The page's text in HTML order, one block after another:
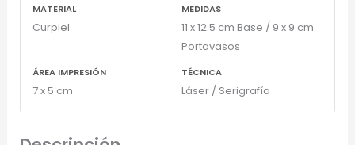
MATERIAL
Curpiel
MEDIDAS
11 x 12.5 cm Base / 9 x 9 cm
Portavasos
ÁREA IMPRESIÓN
7 x 5 cm
TÉCNICA
Láser / Serigrafía